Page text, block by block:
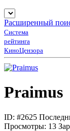
Расширенный
Система
рейтинга
КиноЦензора
Praimus
ID: #2625
Просмотры: 13